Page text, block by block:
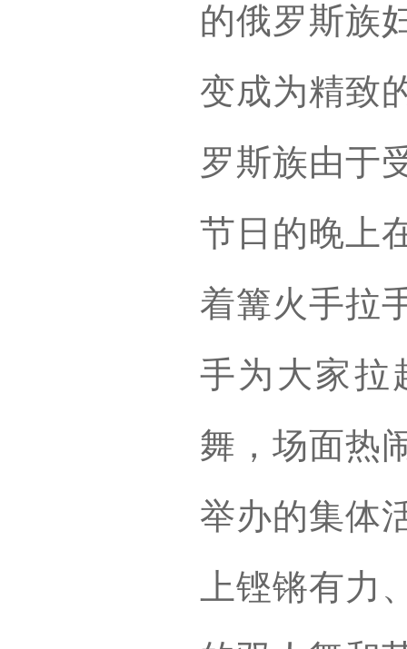
的俄罗斯族
变成为精致
罗斯族由于
节日的晚上
着篝火手拉
手为大家拉
舞，场面热
举办的集体
上铿锵有力